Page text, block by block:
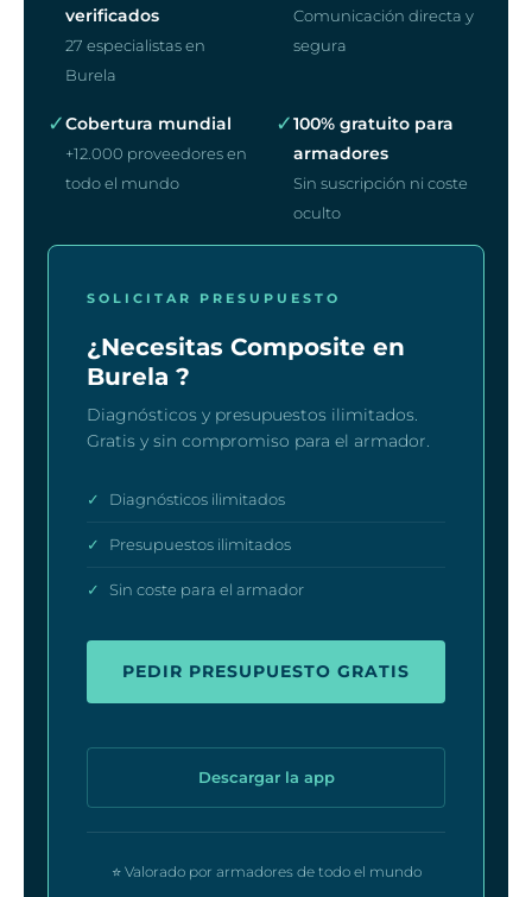
verificados
27 especialistas en
Burela
Comunicación directa y
segura
✓Cobertura mundial
+12.000 proveedores en
todo el mundo
✓100% gratuito para
armadores
Sin suscripción ni coste
oculto
SOLICITAR PRESUPUESTO
¿Necesitas Composite en
Burela ?
Diagnósticos y presupuestos ilimitados.
Gratis y sin compromiso para el armador.
✓ Diagnósticos ilimitados
✓ Presupuestos ilimitados
✓ Sin coste para el armador
PEDIR PRESUPUESTO GRATIS
Descargar la app
⭐ Valorado por armadores de todo el mundo